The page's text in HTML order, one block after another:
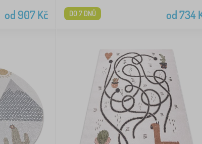
od 907Kč od734
DO 7 DNŮ